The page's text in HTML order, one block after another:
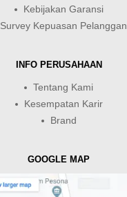
Kebijakan Garansi
Survey Kepuasan Pelanggan
INFO PERUSAHAAN
Tentang Kami
Kesempatan Karir
Brand
GOOGLE MAP